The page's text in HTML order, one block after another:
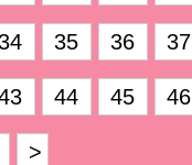
35 36 37
44 45 46
>